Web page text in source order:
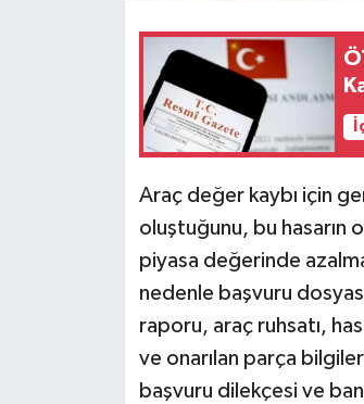
Araç değer kaybı için
oluştuğunu, bu hasarın
piyasa değerinde
nedenle başvuru
raporu, araç ruhsatı,
ve onarılan parça
başvuru dilekçesi ve